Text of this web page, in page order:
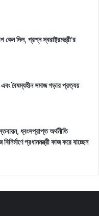
দিল, প্রশ্ন স্বরাষ্ট্রমন্ত্রী’র
এবং বৈষম্যহীন সমাজ গড়ার প্রত্যয়
ধ্বংসপ্রাপ্ত অর্থনীতি
প্রধানমন্ত্রী কাজ করে যাচ্ছেন